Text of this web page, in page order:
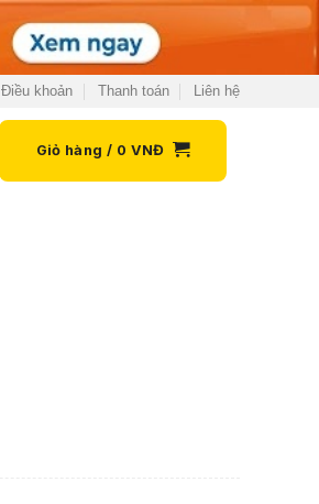
Điều khoản Thanh toán Liên hệ
Giỏ hàng / 0 VNĐ